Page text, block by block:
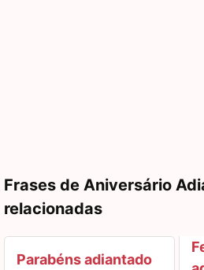
Frases de Aniversário
relacionadas
Parabéns adiantado